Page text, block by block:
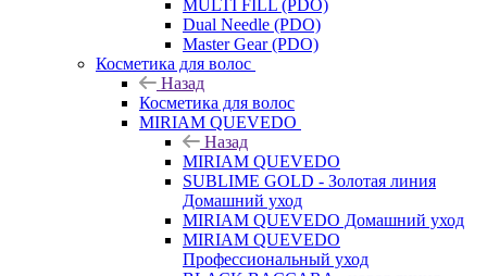
MULTI FILL (PDO)
Dual Needle (PDO)
Master Gear (PDO)
Косметика для волос
Назад
Косметика для волос
MIRIAM QUEVEDO
Назад
MIRIAM QUEVEDO
SUBLIME GOLD - Золотая линия
Домашний уход
MIRIAM QUEVEDO Домашний уход
MIRIAM QUEVEDO
Профессиональный уход